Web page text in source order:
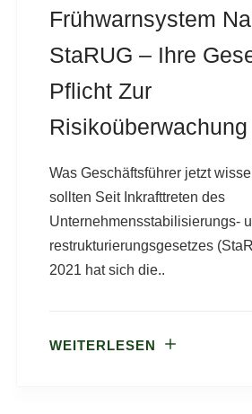
Frühwarnsystem
StaRUG – Ihre
Pflicht Zur
Risikoüberwachung
Was Geschäftsführer jetzt
sollten Seit Inkrafttreten des
Unternehmensstabilisierungs-
restrukturierungsgesetzes
2021 hat sich die..
WEITERLESEN